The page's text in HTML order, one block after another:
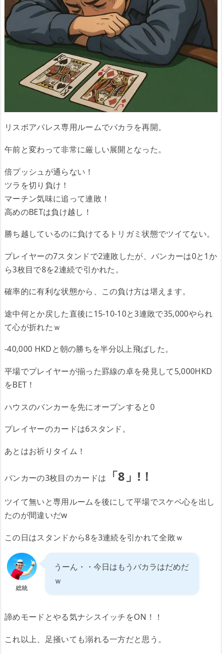
リスボアパレス専用ルームでバカラを再開。
午前と変わって非常に厳しい展開となった。
倍プッシュが通らない！
ツラを切り負け！
マーチン気味に追って連敗！
高めのBETは負け越し！
勝ち越しているのに負けてるトリガミ状態でツイてない。
プレイヤーの7スタンドで2連敗したが、バンカーは0と1か
ら3枚目で8を2連続で引かれた。
確率的に有利な状態から、この負け方は堪えます。
途中何とか戻した直後に15‐10‐10と3連敗で35,000やられ
て心が折れたｗ
‐40,000 HKDと朝の勝ちを半分以上飛ばした。
平場でプレイヤーが揃った罫線の卓を発見して5,000HKD
をBET！
ハウスのバンカーを先にオープンすると0
プレイヤーのカードは6スタンド。
あとはお祈りタイム！
バンカーの3枚目のカードは 「8」!！
ツイて無いと専用ルームを後にして平場でスケベ心を出し
たのが間違いだw
この日はスタンドから8を3連続を引かれて全敗ｗ
総統
うーん・・今日はもうバカラはだめだ
ｗ
諦めモードとやる気ナシスイッチをON！！
これ以上、足掻いても溺れる一方だと思う。